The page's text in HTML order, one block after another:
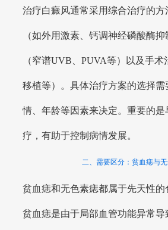
治疗白癜风通常采用综合治疗的
（如外用激素、钙调神经磷酸酶
（窄谱UVB、PUVA等）以及手
移植等）。具体治疗方案的选择需
情、年龄等因素来决定。重要的
疗，有助于控制病情发展。
二、需要区分：贫血痣与
贫血痣和无色素痣都属于先天性的
贫血痣是由于局部血管功能异常导